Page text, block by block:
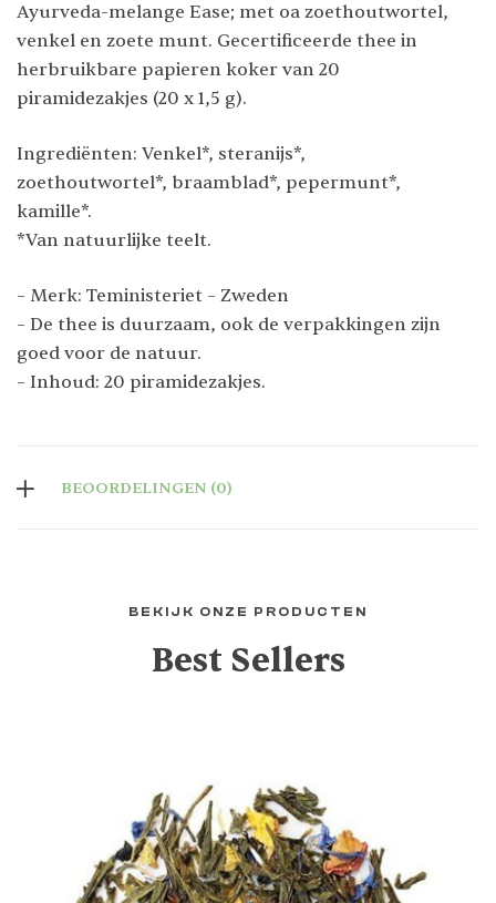
Ayurveda-melange Ease; met oa zoethoutwortel,
venkel en zoete munt. Gecertificeerde thee in
herbruikbare papieren koker van 20
piramidezakjes (20 x 1,5 g).
Ingrediënten: Venkel*, steranijs*,
zoethoutwortel*, braamblad*, pepermunt*,
kamille*.
*Van natuurlijke teelt.
– Merk: Teministeriet – Zweden
– De thee is duurzaam, ook de verpakkingen zijn
goed voor de natuur.
– Inhoud: 20 piramidezakjes.
BEOORDELINGEN (0)
BEKIJK ONZE PRODUCTEN
Best Sellers